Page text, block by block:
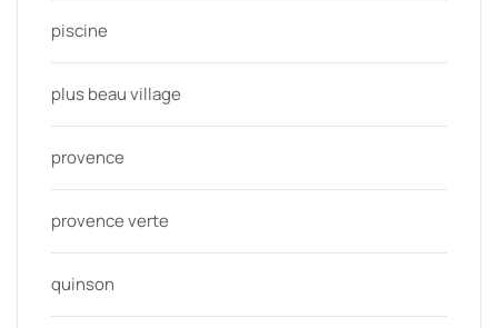
piscine
plus beau village
provence
provence verte
quinson